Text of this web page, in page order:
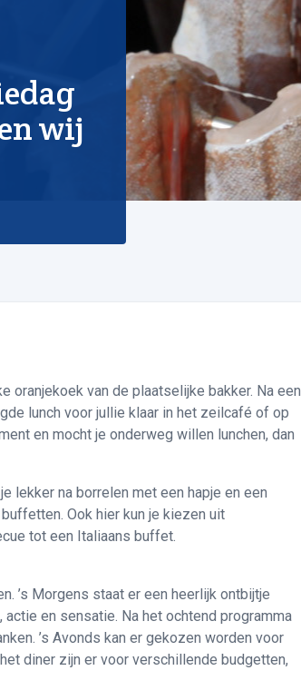
wij
oranjekoek van de plaatselijke bakker. Na een
lunch voor jullie klaar in het zeilcafé of op
en mocht je onderweg willen lunchen, dan
lekker na borrelen met een hapje en een
Ook hier kun je kiezen uit
tot een Italiaans buffet.
’s Morgens staat er een heerlijk ontbijtje
en sensatie. Na het ochtend programma
’s Avonds kan er gekozen worden voor
diner zijn er voor verschillende budgetten,